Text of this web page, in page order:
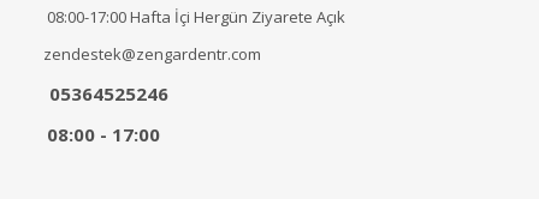
08:00-17:00 Hafta İçi Hergün Ziyarete Açık
zendestek@zengardentr.com
05364525246
08:00 - 17:00